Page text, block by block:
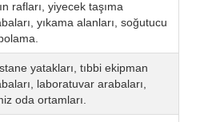
rafları, yiyecek taşıma
yıkama alanları, soğutucu
yatakları, tıbbi ekipman
laboratuvar arabaları,
oda ortamları.